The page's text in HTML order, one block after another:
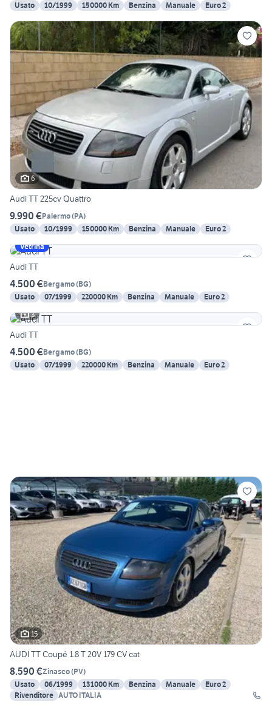
Usato
10/1999 150000 Km Benzina Manuale Euro 2
6
Audi TT 225cv Quattro
9.990 €Palermo(PA)
Usato
10/1999 150000 Km Benzina Manuale
Euro 2
Vetrina
Audi TT
4.500 €Bergamo(BG)
Usato
07/1999 220000 Km Benzina Manuale
Euro 2
3
Audi TT
4.500 €Bergamo(BG)
Usato
07/1999 220000 Km Benzina Manuale Euro 2
15
AUDI TT Coupé 1.8 T 20V 179 CV cat
8.590 €Zinasco(PV)
Usato
06/1999 131000 Km Benzina Manuale
Euro 2
Rivenditore AUTO ITALIA